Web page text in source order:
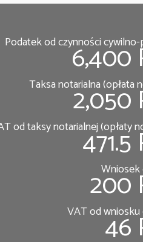
Podatek od czynności6,400
Taksa notarialna (opłata
2,050
od taksy notarialnej (opłaty
200
VAT od 46